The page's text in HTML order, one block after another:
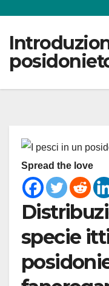
Spread the love
specie